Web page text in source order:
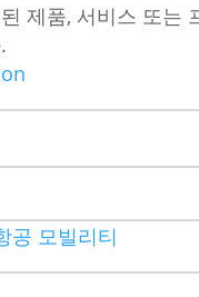
제품, 서비스 또는
공 모빌리티